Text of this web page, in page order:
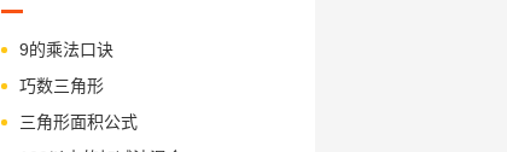
9的乘法口诀
巧数三角形
三角形面积公式